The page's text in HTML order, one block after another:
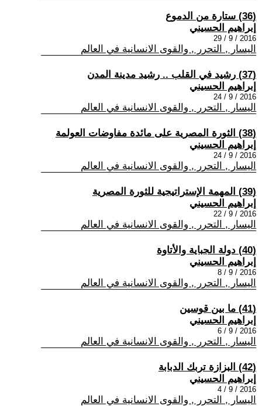
(36) ستارة من الدموع
إبراهيم الحسيني
2016 / 9 / 29
اليسار , التحرر , والقوى الانسانية في العالم
(37) رشيد في القلب .. رشيد مدينة المدن
إبراهيم الحسيني
2016 / 9 / 24
اليسار , التحرر , والقوى الانسانية في العالم
(38) الثورة المصرية على مائدة مفاوضات العولمة
إبراهيم الحسيني
2016 / 9 / 24
اليسار , التحرر , والقوى الانسانية في العالم
(39) المهمة الإستراتيجية للثورة المصرية
إبراهيم الحسيني
2016 / 9 / 22
اليسار , التحرر , والقوى الانسانية في العالم
(40) دولة الجباية والأتاوة
إبراهيم الحسيني
2016 / 9 / 8
اليسار , التحرر , والقوى الانسانية في العالم
(41) ما بين قوسين
إبراهيم الحسيني
2016 / 9 / 6
اليسار , التحرر , والقوى الانسانية في العالم
(42) البزازة تربك الدبابة
إبراهيم الحسيني
2016 / 9 / 4
اليسار , التحرر , والقوى الانسانية في العالم